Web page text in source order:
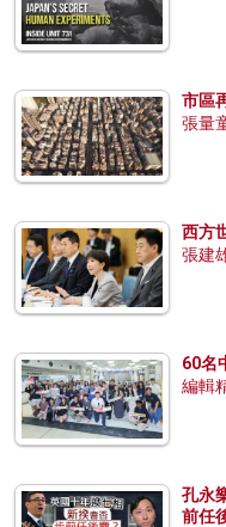
市區
張量
西方
張建
60名
編輯
孔永
前任